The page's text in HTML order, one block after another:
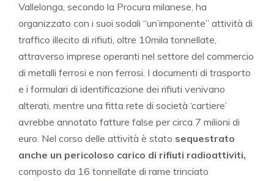
Vallelonga, secondo la Procura milanese, ha
organizzato con i suoi sodali “un’imponente” attività di
traffico illecito di rifiuti, oltre 10mila tonnellate,
attraverso imprese operanti nel settore del commercio
di metalli ferrosi e non ferrosi. I documenti di trasporto
e i formulari di identificazione dei rifiuti venivano
alterati, mentre una fitta rete di società ‘cartiere’
avrebbe annotato fatture false per circa 7 milioni di
euro. Nel corso delle attività è stato sequestrato
anche un pericoloso carico di rifiuti radioattiviti,
composto da 16 tonnellate di rame trinciato